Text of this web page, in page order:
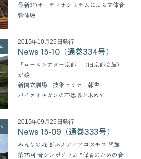
最新3Dオーディオシステムによる立体音
響体験
2015年10月25日発行
News 15-10（通巻334号）
「ロームシアター京都」（旧京都会館）
が竣工
新国立劇場 技術セミナー報告
パイプオルガンの不思議を求めて
2015年09月25日発行
News 15-09（通巻333号）
みんなの森 ぎふメディアコスモス 開館
第75回 音シンポジウム ”保育のための音